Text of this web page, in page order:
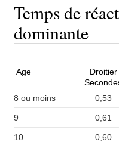
Temps de
dominante
Age
Droitier
8 ou moins
0,53
9 0,61
10 0,60